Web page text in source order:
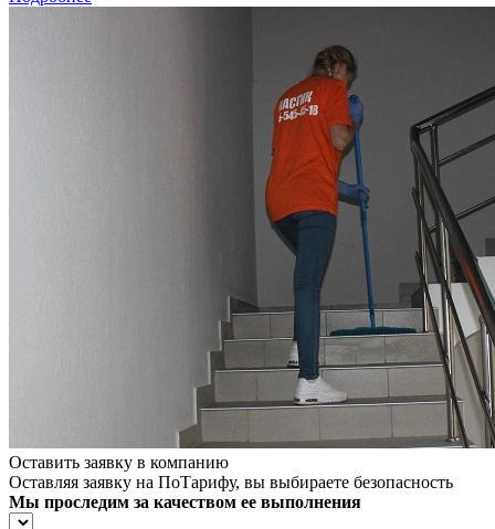
Оставить заявку в компанию
Оставляя заявку на ПоТарифу, вы выбираете безопасность
Мы проследим за качеством ее выполнения